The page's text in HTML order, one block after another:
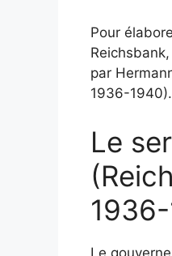
Pour
par
1936-1940).
Le
Le